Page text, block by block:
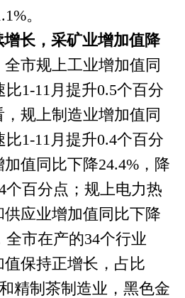
。
长，采矿业增加值降
全市规上工业增加值同
比1-11月提升0.5个百分
规上制造业增加值同
比1-11月提升0.4个百分
值同比下降24.4%，降
个百分点；规上电力热
应业增加值同比下降
全市在产的34个行业
值保持正增长，占比
精制茶制造业，黑色金